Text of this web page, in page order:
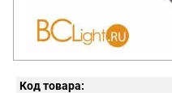
Код товара: